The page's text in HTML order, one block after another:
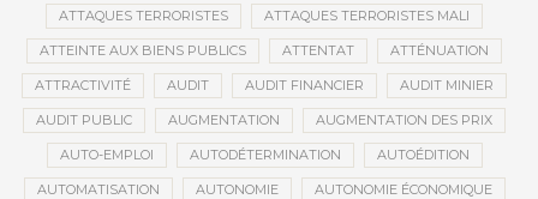
ATTAQUES TERRORISTES ATTAQUES TERRORISTES MALI
ATTEINTE AUX BIENS PUBLICS ATTENTAT ATTÉNUATION
ATTRACTIVITÉ AUDIT AUDIT FINANCIER AUDIT MINIER
AUDIT PUBLIC AUGMENTATION AUGMENTATION DES PRIX
AUTO-EMPLOI AUTODÉTERMINATION AUTOÉDITION
AUTOMATISATION AUTONOMIE AUTONOMIE ÉCONOMIQUE